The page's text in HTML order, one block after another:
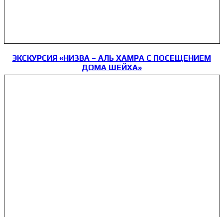
ЭКСКУРСИЯ «НИЗВА – АЛЬ ХАМРА С ПОСЕЩЕНИЕМ
ДОМА ШЕЙХА»